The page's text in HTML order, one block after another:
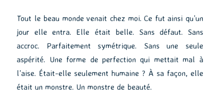
Tout le beau monde venait chez moi. Ce fut ainsi qu’un
jour elle entra. Elle était belle. Sans défaut. Sans
accroc. Parfaitement symétrique. Sans une seule
aspérité. Une forme de perfection qui mettait mal à
l’aise. Était-elle seulement humaine ? À sa façon, elle
était un monstre. Un monstre de beauté.